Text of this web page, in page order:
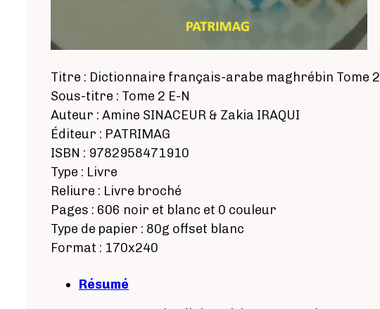
Titre : Dictionnaire français-arabe maghrébin Tome 2
Sous-titre : Tome 2 E-N
Auteur : Amine SINACEUR & Zakia IRAQUI
Éditeur : PATRIMAG
ISBN : 9782958471910
Type : Livre
Reliure : Livre broché
Pages : 606 noir et blanc et 0 couleur
Type de papier : 80g offset blanc
Format : 170x240
Résumé